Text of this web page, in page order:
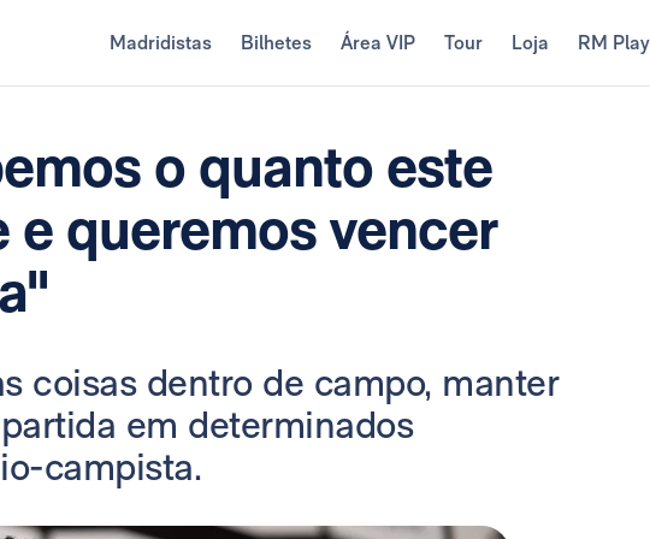
Madridistas Bilhetes Área VIP Tour Loja RM Play
o quanto este
queremos vencer
coisas dentro de campo, manter
em determinados
campista.